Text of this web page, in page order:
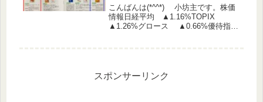
優待品要チェックです！
こんばんは(*^^*) 小坊主です。株価
情報日経平均 ▲1.16%TOPIX
▲1.26%グロース ▲0.66%優待指
スポンサーリンク